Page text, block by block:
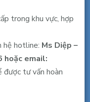
trong khu vực, hợp
hệ hotline: Ms Diệp –
hoặc email:
được tư vấn hoàn